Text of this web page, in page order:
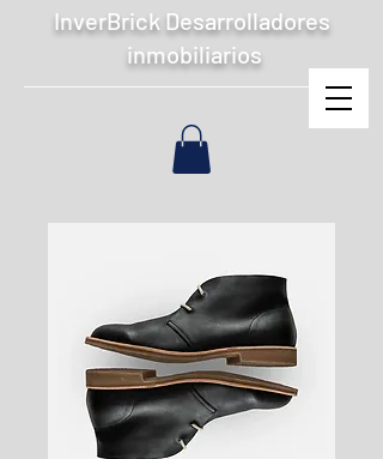
InverBrick Desarrolladores
inmobiliarios